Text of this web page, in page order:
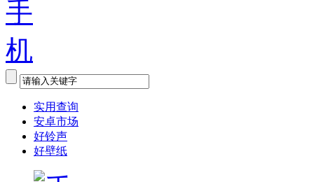
实用查询
安卓市场
好铃声
好壁纸